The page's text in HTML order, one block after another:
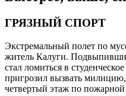
ГРЯЗНЫЙ СПОРТ
Экстремальный полет по
житель Калуги.
стал ломиться в
пригрозил вызвать милицию,
четвертый этаж по